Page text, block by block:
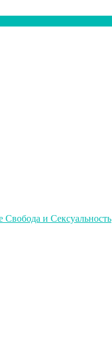
Свобода и Сексуальность